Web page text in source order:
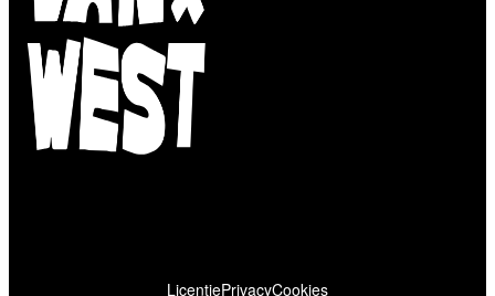
LicentiePrivacyCookies